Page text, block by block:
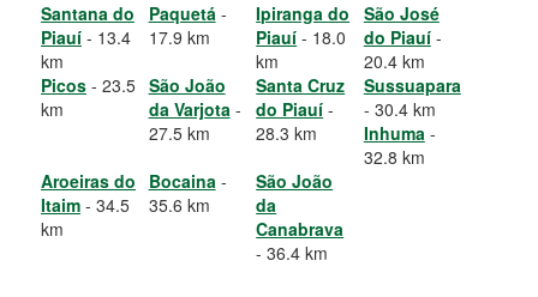
Santana do
Piauí - 13.4
km
Paquetá-
17.9 km
Ipiranga do
Piauí - 18.0
km
São José
do Piauí-
20.4 km
Picos - 23.5
km
São João
da Varjota-
27.5 km
Santa Cruz
do Piauí -
28.3 km
Sussuapara
- 30.4 km
Inhuma-
32.8 km
Aroeiras do
Itaim - 34.5
km
Bocaina-
35.6 km
São João
da
Canabrava
- 36.4 km